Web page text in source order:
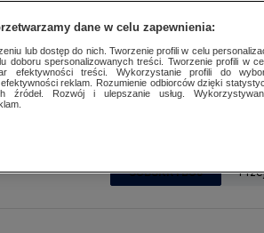
SUBSKRYBUJ
dane w celu zapewnienia:
lub dostęp do nich. Tworzenie profili w celu
doboru spersonalizowanych treści. Tworzenie profili w
efektywności treści. Wykorzystanie profili do
reklam. Rozumienie odbiorców dzięki
Rozwój i ulepszanie usług.